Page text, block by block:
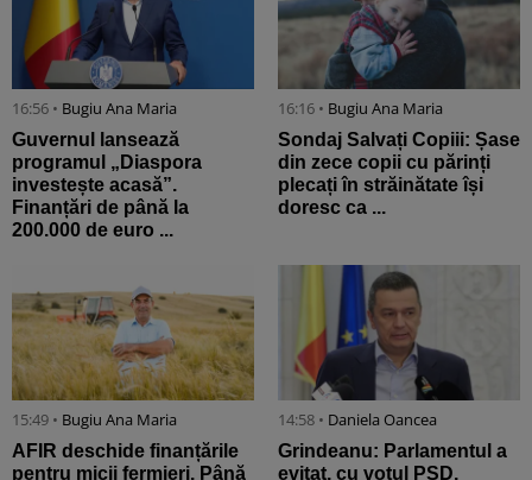
16:56 • Bugiu ⁠Ana Maria
Guvernul lansează
programul „Diaspora
investește acasă”.
Finanțări de până la
200.000 de euro ...
16:16 • Bugiu ⁠Ana Maria
Sondaj Salvați Copiii: Șase
din zece copii cu părinți
plecați în străinătate își
doresc ca ...
15:49 • Bugiu ⁠Ana Maria
AFIR deschide finanțările
pentru micii fermieri. Până
14:58 • Daniela Oancea
Grindeanu: Parlamentul a
evitat, cu votul PSD,